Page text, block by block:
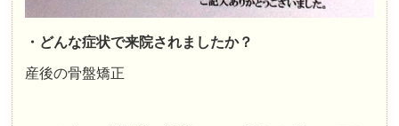
・どんな症状で来院されましたか？
産後の骨盤矯正